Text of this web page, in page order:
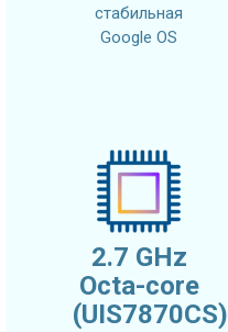
стабильная
Google OS
2.7 GHz
Octa-core
(UIS7870CS)